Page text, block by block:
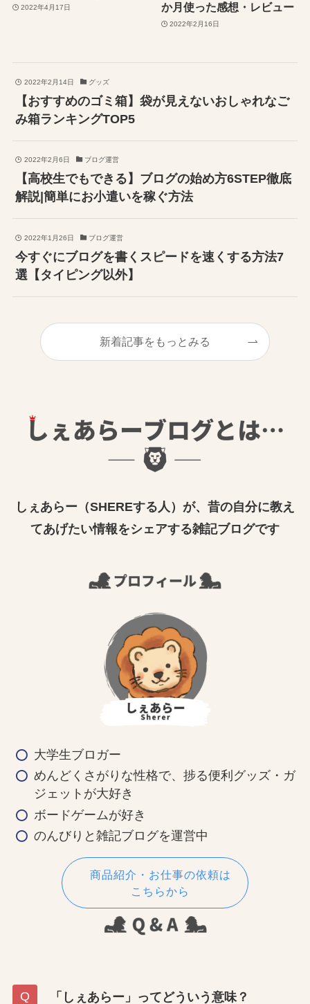
2022年4月17日
か月使った感想・レビュー
2022年2月16日
2022年2月14日 グッズ
【おすすめのゴミ箱】袋が見えないおしゃれなご
み箱ランキングTOP5
2022年2月6日 ブログ運営
【高校生でもできる】ブログの始め方6STEP徹底
解説|簡単にお小遣いを稼ぐ方法
2022年1月26日 ブログ運営
今すぐにブログを書くスピードを速くする方法7
選【タイピング以外】
新着記事をもっとみる
しぇあらー（SHEREする人）が、昔の自分に教え
てあげたい情報をシェアする雑記ブログです
大学生ブロガー
めんどくさがりな性格で、捗る便利グッズ・ガ
ジェットが大好き
ボードゲームが好き
のんびりと雑記ブログを運営中
商品紹介・お仕事の依頼は
こちらから
「しぇあらー」ってどういう意味？